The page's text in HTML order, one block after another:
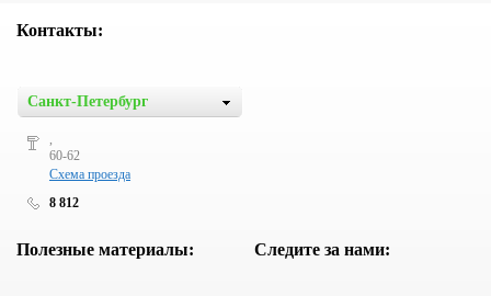
Контакты:
Санкт-Петербург
60-62
Схема проезда
8 812
Полезные материалы: Следите за нами: